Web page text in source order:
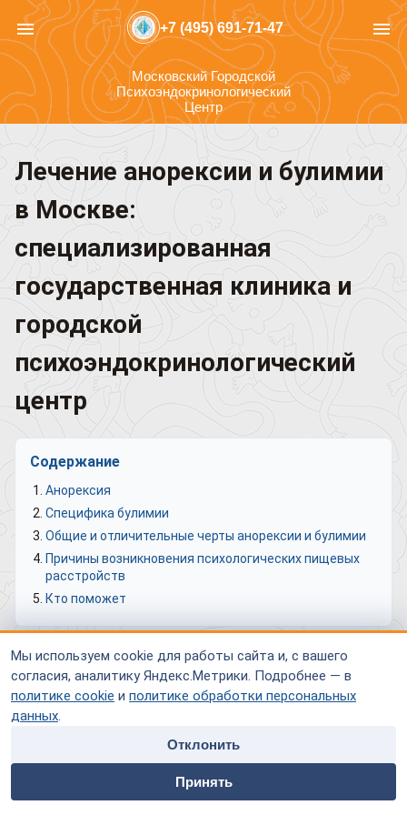
Мы используем cookie для работы сайта и, с вашего
согласия, аналитику Яндекс.Метрики. Подробнее — в
политике cookie и политике обработки персональных
данных.
Отклонить
Принять
home people
Специалисты
payment contacts
menu +7 (495) 691-71-47 menu
Московский Городской
Психоэндокринологический
Центр
Лечение анорексии и булимии
в Москве:
специализированная
государственная клиника и
городской
психоэндокринологический
центр
Содержание
Анорексия
Специфика булимии
Общие и отличительные черты анорексии и булимии
Причины возникновения психологических пищевых
расстройств
Кто поможет